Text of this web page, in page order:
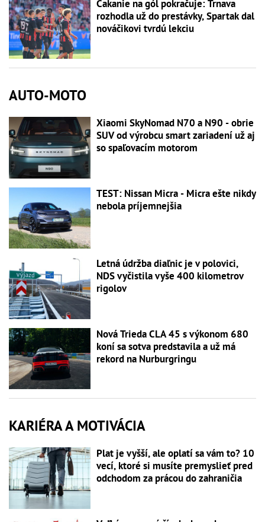
Čakanie na gól pokračuje: Trnava
rozhodla už do prestávky, Spartak dal
nováčikovi tvrdú lekciu
AUTO-MOTO
Xiaomi SkyNomad N70 a N90 - obrie
SUV od výrobcu smart zariadení už aj
so spaľovacím motorom
TEST: Nissan Micra - Micra ešte nikdy
nebola príjemnejšia
Letná údržba diaľnic je v polovici,
NDS vyčistila vyše 400 kilometrov
rigolov
Nová Trieda CLA 45 s výkonom 680
koní sa sotva predstavila a už má
rekord na Nurburgringu
KARIÉRA A MOTIVÁCIA
Plat je vyšší, ale oplatí sa vám to? 10
vecí, ktoré si musíte premyslieť pred
odchodom za prácou do zahraničia